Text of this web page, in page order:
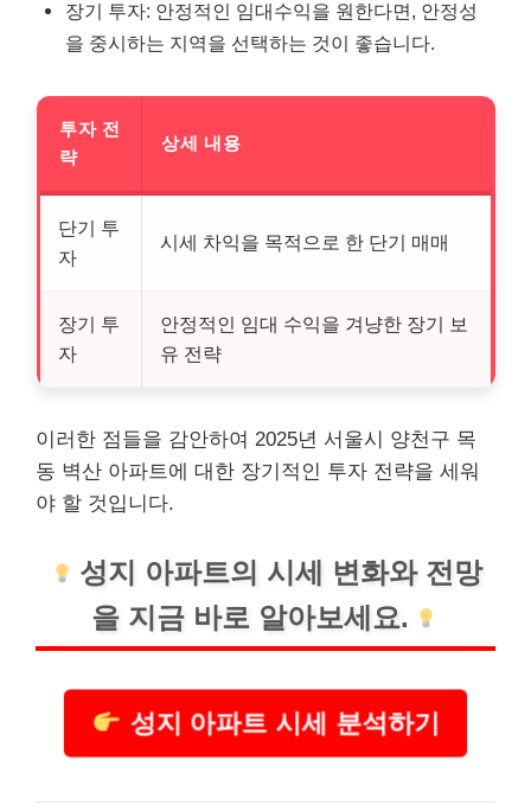
장기 투자: 안정적인 임대수익을 원한다면, 안정성
을 중시하는 지역을 선택하는 것이 좋습니다.
투자 전
략
상세 내용
단기 투
자
시세 차익을 목적으로 한 단기 매매
장기 투
자
안정적인 임대 수익을 겨냥한 장기 보
유 전략
이러한 점들을 감안하여 2025년 서울시 양천구 목
동 벽산 아파트에 대한 장기적인 투자 전략을 세워
야 할 것입니다.
성지 아파트의 시세 변화와 전망
을 지금 바로 알아보세요.
성지 아파트 시세 분석하기